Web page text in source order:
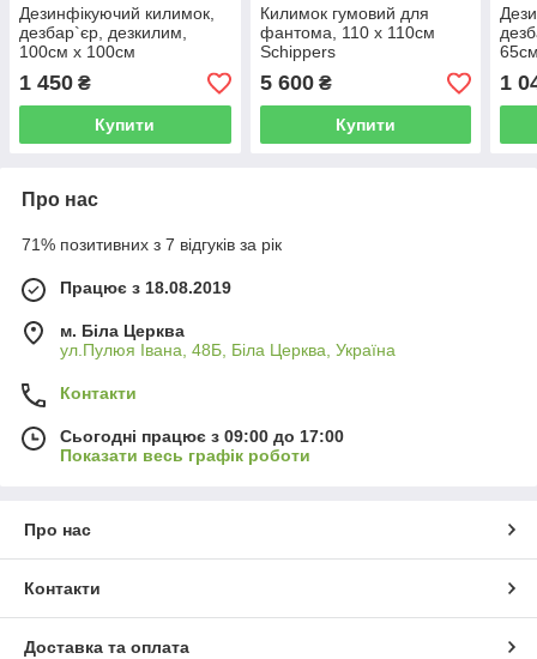
Дезинфікуючий килимок,
дезбар`єр, дезкилим,
100см х 100см
1 450 ₴
Купити
Килимок гумовий для
фантома, 110 х 110см
Schippers
5 600₴
Купити
1
Про нас
71% позитивних з 7 відгуків за рік
Працює з 18.08.2019
м. Біла Церква
ул.Пулюя Івана, 48Б, Біла Церква, Україна
Контакти
Сьогодні працює з 09:00 до 17:00
Показати весь графік роботи
Про нас
Контакти
Доставка та оплата